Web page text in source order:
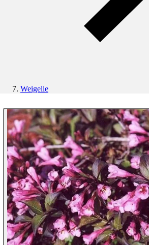
Weigelie